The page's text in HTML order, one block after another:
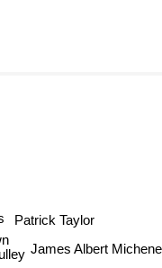
James Albert Michener
Patrick Taylor